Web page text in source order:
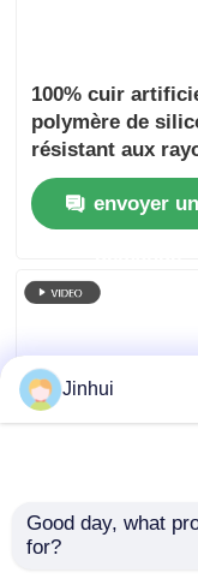
100% cuir
polymère de
résistant aux
UV
envoyer
Le cuir en PU en
silicone haut de
Jinhui
Good day, what
for?